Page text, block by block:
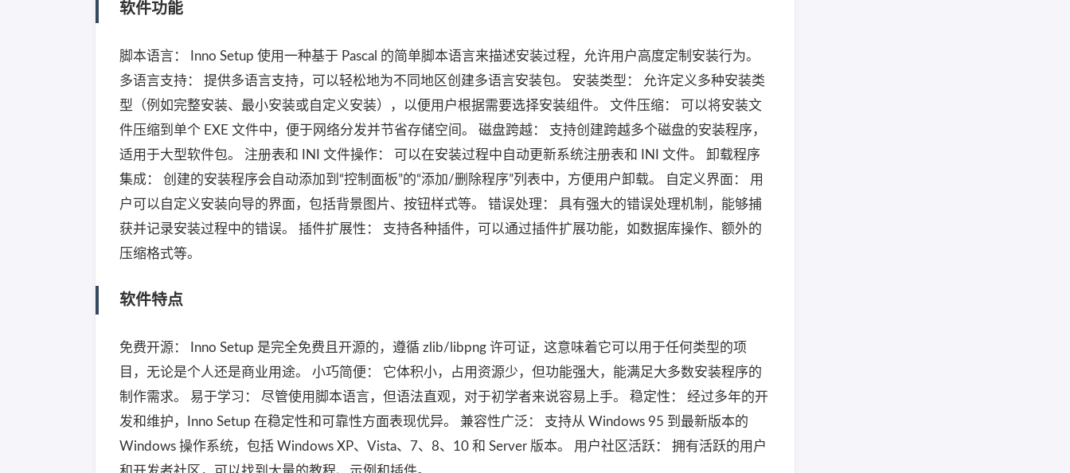
软件功能
脚本语言： Inno Setup 使用一种基于 Pascal 的简单脚本语言来描述安装过程，允许用户高度定制安装行为。
多语言支持： 提供多语言支持，可以轻松地为不同地区创建多语言安装包。 安装类型： 允许定义多种安装类
型（例如完整安装、最小安装或自定义安装），以便用户根据需要选择安装组件。 文件压缩： 可以将安装文
件压缩到单个 EXE 文件中，便于网络分发并节省存储空间。 磁盘跨越： 支持创建跨越多个磁盘的安装程序，
适用于大型软件包。 注册表和 INI 文件操作： 可以在安装过程中自动更新系统注册表和 INI 文件。 卸载程序
集成： 创建的安装程序会自动添加到“控制面板”的“添加/删除程序”列表中，方便用户卸载。 自定义界面： 用
户可以自定义安装向导的界面，包括背景图片、按钮样式等。 错误处理： 具有强大的错误处理机制，能够捕
获并记录安装过程中的错误。 插件扩展性： 支持各种插件，可以通过插件扩展功能，如数据库操作、额外的
压缩格式等。
软件特点
免费开源： Inno Setup 是完全免费且开源的，遵循 zlib/libpng 许可证，这意味着它可以用于任何类型的项
目，无论是个人还是商业用途。 小巧简便： 它体积小，占用资源少，但功能强大，能满足大多数安装程序的
制作需求。 易于学习： 尽管使用脚本语言，但语法直观，对于初学者来说容易上手。 稳定性： 经过多年的开
发和维护，Inno Setup 在稳定性和可靠性方面表现优异。 兼容性广泛： 支持从 Windows 95 到最新版本的
Windows 操作系统，包括 Windows XP、Vista、7、8、10 和 Server 版本。 用户社区活跃： 拥有活跃的用户